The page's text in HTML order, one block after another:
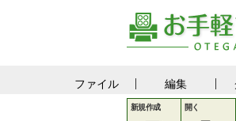
ファイル 編集
新規作成 開く